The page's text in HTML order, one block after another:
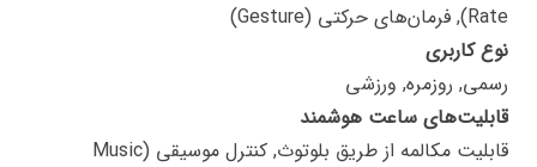
Rate), فرمان‌های حرکتی (Gesture)
نوع کاربری
رسمی, روزمره, ورزشی
قابلیت‌های ساعت هوشمند
قابلیت مکالمه از طریق بلوتوث, کنترل موسیقی (Music